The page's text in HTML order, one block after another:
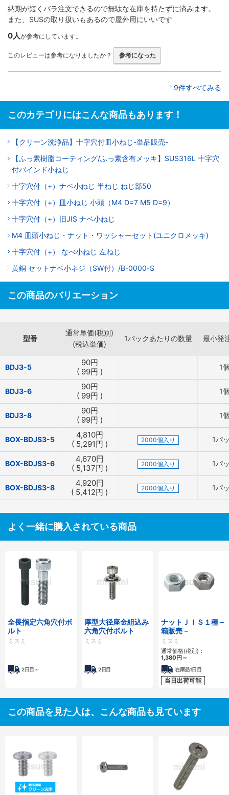
納期が短くバラ注文できるので無駄な在庫を持たずに済みます。
また、SUSの取り扱いもあるので屋外用にいいです
0人が参考にしています。
このレビューは参考になりましたか？ 参考になった
9件すべてみる
このカテゴリにはこんな商品もあります！
【クリーン洗浄品】十字穴付皿小ねじ-単品販売-
【ふっ素樹脂コーティング/ふっ素含有メッキ】SUS316L 十字穴
付バインド小ねじ
十字穴付（+）ナベ小ねじ 半ねじ ねじ部50
十字穴付（+）皿小ねじ 小頭（M4 D=7 M5 D=9）
十字穴付（+）旧JIS ナベ小ねじ
M4 皿頭小ねじ・ナット・ワッシャーセット(ユニクロメッキ)
十字穴付（+） なべ小ねじ 左ねじ
黄銅 セットナベ小ネジ（SW付）/B-0000-S
この商品のバリエーション
型番
通常単価(税別)
(税込単価)
1パックあたりの数量 最小発
BDJ3-5 90円
( 99円 ) 1
BDJ3-6 90円
( 99円 ) 1
BDJ3-8 90円
( 99円 ) 1
BOX-BDJS3-5 4,810円
( 5,291円 ) 2000個入り 1パ
BOX-BDJS3-6 4,670円
( 5,137円 ) 2000個入り 1パ
BOX-BDJS3-8 4,920円
( 5,412円 ) 2000個入り 1パ
よく一緒に購入されている商品
全長指定六角穴付ボ
ルト
ミスミ
2日目～
厚型大径座金組込み
六角穴付ボルト
ミスミ
2日目
ナットＪＩＳ１種－
箱販売－
ミスミ
通常価格(税別)：
1,380円～
在庫品1日目
当日出荷可能
この商品を見た人は、こんな商品も見ています